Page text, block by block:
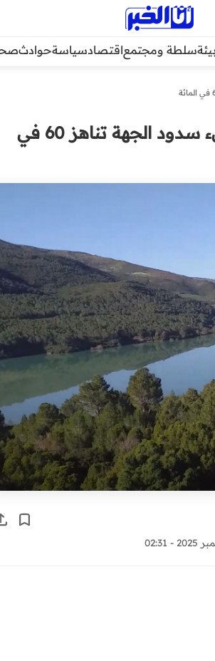
سلطة ومجتمعاقتصادسياسةحوادث
جهة طنجة-تطوان-الحسيمة: نسبة ملء سدود الجهة تناهز 60 في